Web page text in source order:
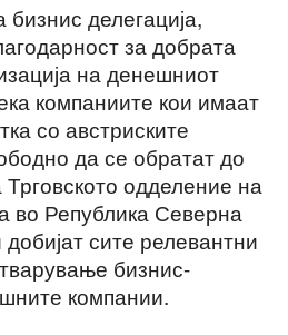
делегација,
за добрата
на денешниот
компаниите кои имаат
со австриските
да се обратат до
одделение на
во Република Северна
сите релевантни
бизнис-
компании.